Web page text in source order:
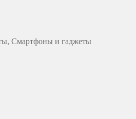
, Смартфоны и гаджеты